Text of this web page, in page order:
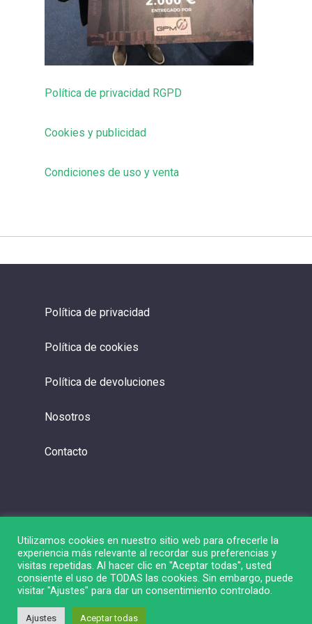
Política de privacidad RGPD
Cookies y publicidad
Condiciones de uso y venta
Política de privacidad
Política de cookies
Política de devoluciones
Nosotros
Contacto
© 2026 Liga de Bolsa.
Utilizamos cookies en nuestro sitio web para ofrecerle la
experiencia más relevante al recordar sus preferencias y
visitas repetidas. Al hacer clic en "Aceptar todas", usted
consiente el uso de TODAS las cookies. Sin embargo, puede
visitar "Ajustes" para dar un consentimiento controlado.
Ajustes Aceptar todas